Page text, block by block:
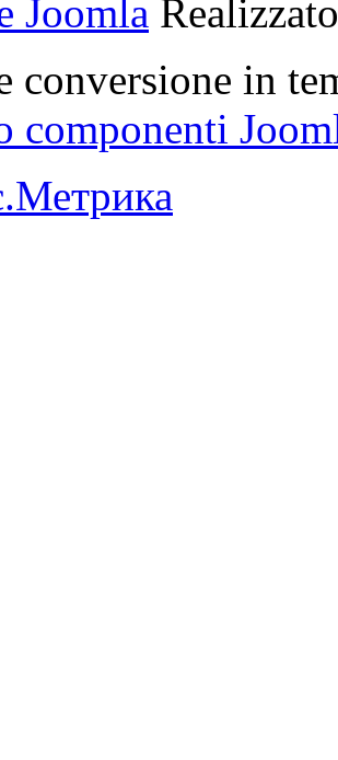
Joomla
conversione in
componenti